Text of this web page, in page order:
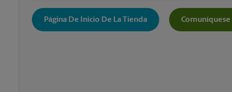
Página De Inicio De La Tienda